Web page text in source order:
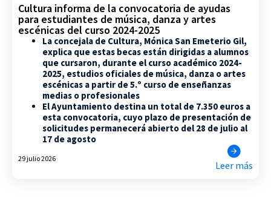
Cultura informa de la convocatoria de ayudas
para estudiantes de música, danza y artes
escénicas del curso 2024-2025
La concejala de Cultura, Mónica San Emeterio Gil,
explica que estas becas están dirigidas a alumnos
que cursaron, durante el curso académico 2024-
2025, estudios oficiales de música, danza o artes
escénicas a partir de 5.º curso de enseñanzas
medias o profesionales
El Ayuntamiento destina un total de 7.350 euros a
esta convocatoria, cuyo plazo de presentación de
solicitudes permanecerá abierto del 28 de julio al
17 de agosto
29 julio 2026
Leer más